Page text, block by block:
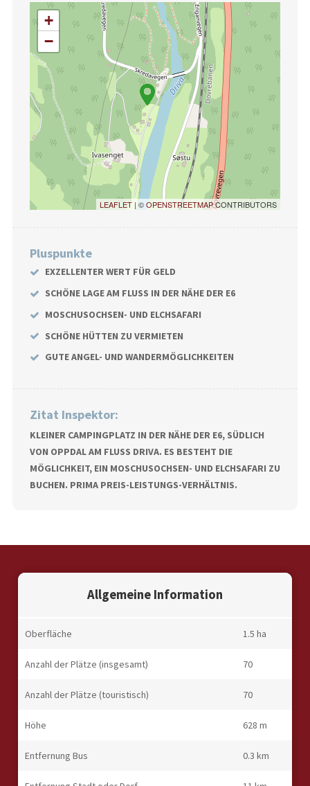
+
−
LEAFLET | ©OPENSTREETMAPCONTRIBUTORS
Pluspunkte
EXZELLENTER WERT FÜR GELD
SCHÖNE LAGE AM FLUSS IN DER NÄHE DER E6
MOSCHUSOCHSEN- UND ELCHSAFARI
SCHÖNE HÜTTEN ZU VERMIETEN
GUTE ANGEL- UND WANDERMÖGLICHKEITEN
Zitat Inspektor:
KLEINER CAMPINGPLATZ IN DER NÄHE DER E6, SÜDLICH
VON OPPDAL AM FLUSS DRIVA. ES BESTEHT DIE
MÖGLICHKEIT, EIN MOSCHUSOCHSEN- UND ELCHSAFARI ZU
BUCHEN. PRIMA PREIS-LEISTUNGS-VERHÄLTNIS.
Allgemeine Information
Oberfläche 1.5 ha
Anzahl der Plätze (insgesamt) 70
Anzahl der Plätze (touristisch) 70
Höhe 628 m
Entfernung Bus 0.3 km